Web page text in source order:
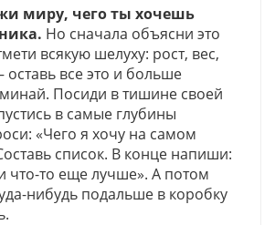
миру, чего ты хочешь
Но сначала объясни это
всякую шелуху: рост, вес,
все это и больше
Посиди в тишине своей
в самые глубины
«Чего я хочу на самом
список. В конце напиши:
что-то еще лучше». А потом
нибудь подальше в коробку